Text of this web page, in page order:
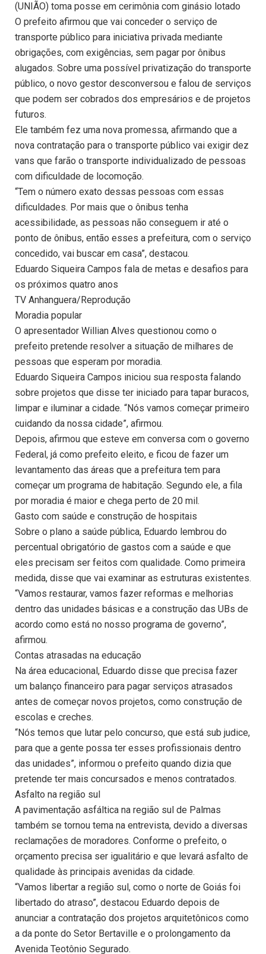
(UNIÃO) toma posse em cerimônia com ginásio lotado
O prefeito afirmou que vai conceder o serviço de
transporte público para iniciativa privada mediante
obrigações, com exigências, sem pagar por ônibus
alugados. Sobre uma possível privatização do transporte
público, o novo gestor desconversou e falou de serviços
que podem ser cobrados dos empresários e de projetos
futuros.
Ele também fez uma nova promessa, afirmando que a
nova contratação para o transporte público vai exigir dez
vans que farão o transporte individualizado de pessoas
com dificuldade de locomoção.
“Tem o número exato dessas pessoas com essas
dificuldades. Por mais que o ônibus tenha
acessibilidade, as pessoas não conseguem ir até o
ponto de ônibus, então esses a prefeitura, com o serviço
concedido, vai buscar em casa”, destacou.
Eduardo Siqueira Campos fala de metas e desafios para
os próximos quatro anos
TV Anhanguera/Reprodução
Moradia popular
O apresentador Willian Alves questionou como o
prefeito pretende resolver a situação de milhares de
pessoas que esperam por moradia.
Eduardo Siqueira Campos iniciou sua resposta falando
sobre projetos que disse ter iniciado para tapar buracos,
limpar e iluminar a cidade. “Nós vamos começar primeiro
cuidando da nossa cidade”, afirmou.
Depois, afirmou que esteve em conversa com o governo
Federal, já como prefeito eleito, e ficou de fazer um
levantamento das áreas que a prefeitura tem para
começar um programa de habitação. Segundo ele, a fila
por moradia é maior e chega perto de 20 mil.
Gasto com saúde e construção de hospitais
Sobre o plano a saúde pública, Eduardo lembrou do
percentual obrigatório de gastos com a saúde e que
eles precisam ser feitos com qualidade. Como primeira
medida, disse que vai examinar as estruturas existentes.
“Vamos restaurar, vamos fazer reformas e melhorias
dentro das unidades básicas e a construção das UBs de
acordo como está no nosso programa de governo”,
afirmou.
Contas atrasadas na educação
Na área educacional, Eduardo disse que precisa fazer
um balanço financeiro para pagar serviços atrasados
antes de começar novos projetos, como construção de
escolas e creches.
“Nós temos que lutar pelo concurso, que está sub judice,
para que a gente possa ter esses profissionais dentro
das unidades”, informou o prefeito quando dizia que
pretende ter mais concursados e menos contratados.
Asfalto na região sul
A pavimentação asfáltica na região sul de Palmas
também se tornou tema na entrevista, devido a diversas
reclamações de moradores. Conforme o prefeito, o
orçamento precisa ser igualitário e que levará asfalto de
qualidade às principais avenidas da cidade.
“Vamos libertar a região sul, como o norte de Goiás foi
libertado do atraso”, destacou Eduardo depois de
anunciar a contratação dos projetos arquitetônicos como
a da ponte do Setor Bertaville e o prolongamento da
Avenida Teotônio Segurado.